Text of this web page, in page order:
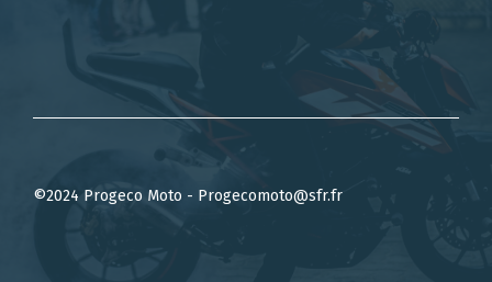
©2024 Progeco Moto - Progecomoto@sfr.fr